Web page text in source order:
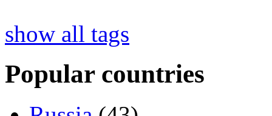
show all tags
Popular countries